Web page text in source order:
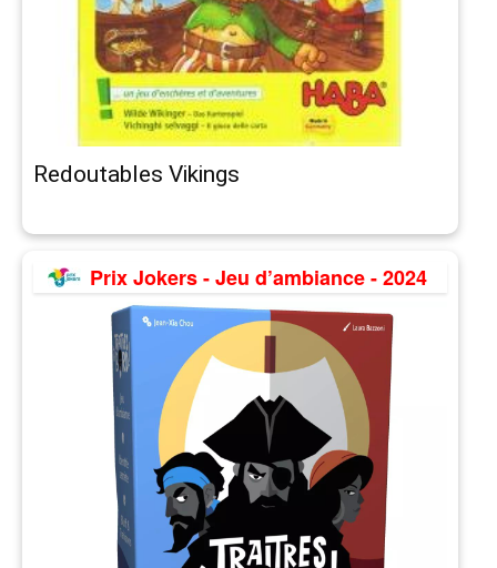
Redoutables Vikings
Prix Jokers - Jeu d’ambiance - 2024